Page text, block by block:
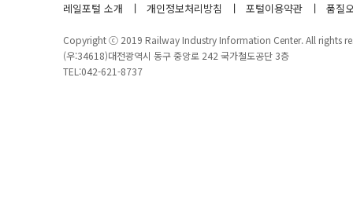
레일포털 소개 개인정보처리방침 포털이용약관 품질
Copyright ⓒ 2019 Railway Industry Information Center. All rights
(우:34618)대전광역시 동구 중앙로 242 국가철도공단 3층
TEL:042-621-8737